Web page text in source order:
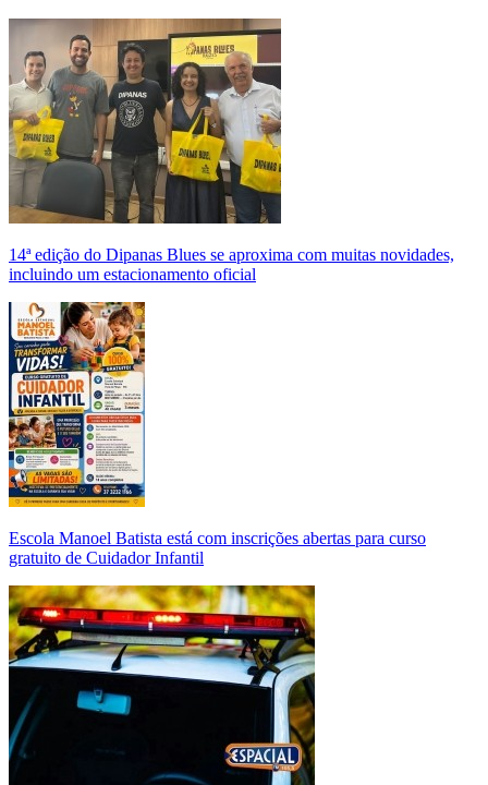
14ª edição do Dipanas Blues se aproxima com muitas novidades,
incluindo um estacionamento oficial
Escola Manoel Batista está com inscrições abertas para curso
gratuito de Cuidador Infantil